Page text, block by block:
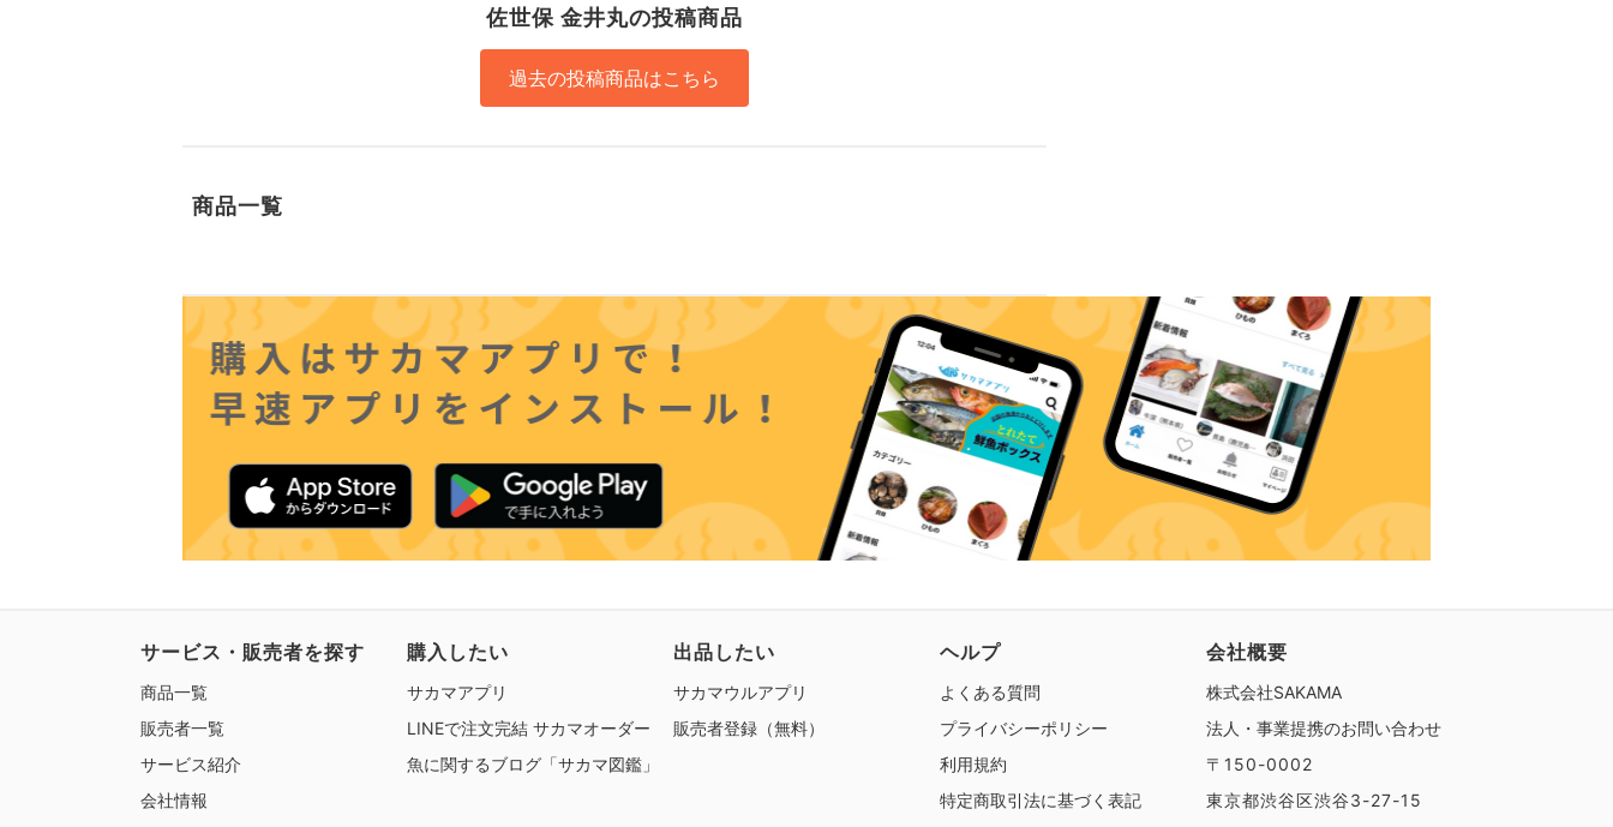
佐世保 金井丸の投稿商品
過去の投稿商品はこちら
商品一覧
サービス・販売者を探す
商品一覧
販売者一覧
サービス紹介
会社情報
購入したい
サカマアプリ
LINEで注文完結 サカマオーダー
魚に関するブログ「サカマ図鑑」
出品したい
サカマウルアプリ
販売者登録（無料）
ヘルプ
よくある質問
プライバシーポリシー
利用規約
特定商取引法に基づく表記
会社概要
株式会社SAKAMA
法人・事業提携のお問い合わせ
〒150-0002
東京都渋谷区渋谷3-27-15